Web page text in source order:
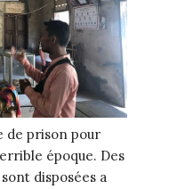
de prison pour
époque. Des
disposées a